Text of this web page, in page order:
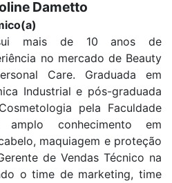
Dametto
mais de 10 anos de
no mercado de Beauty
Care. Graduada em
Industrial e pós-graduada
pela Faculdade
conhecimento em
maquiagem e proteção
de Vendas Técnico na
o time de marketing, time